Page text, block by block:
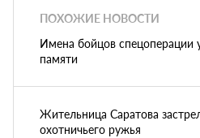
ПОХОЖИЕ НОВОСТИ
Имена бойцов спецоперации
памяти
Жительница Саратова
охотничьего ружья